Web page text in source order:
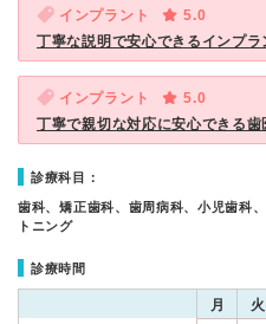
インプラント
5.0
丁寧な説明で安心できるインプラ
インプラント
5.0
丁寧で親切な対応に安心できる歯
診療科目：
歯科、矯正歯科、歯周病科、小児歯科
トニング
診療時間
月 火